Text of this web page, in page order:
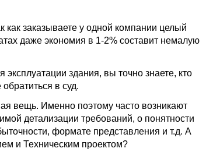
как заказываете у одной компании целый
даже экономия в 1-2% составит немалую
здания, вы точно знаете, кто
в суд.
вещь. Именно поэтому часто возникают
детализации требований, о понятности
формате представления и т.д. А
и Техническим проектом?